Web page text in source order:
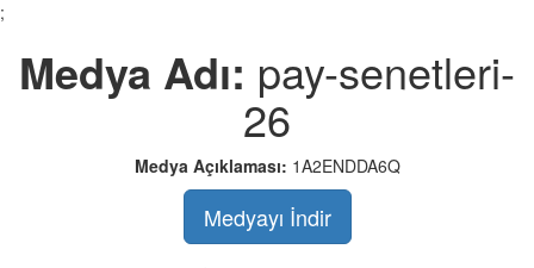
;
Medya Adı: pay-senetleri-
26
Medya Açıklaması: 1A2ENDDA6Q
Medyayı İndir